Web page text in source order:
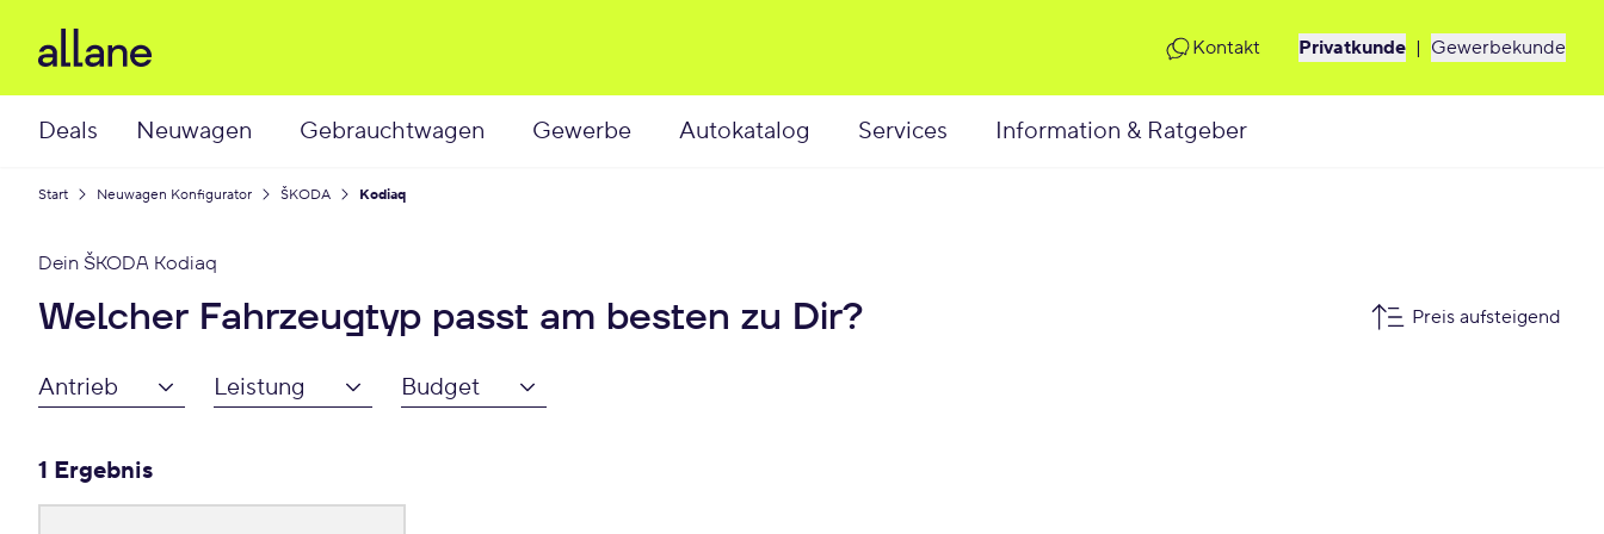
Deals Neuwagen Gebrauchtwagen Gewerbe Autokatalog Services Information & Ratgeber
Kontakt Privatkunde | Gewerbekunde
DeinŠKODA Kodiaq
Welcher Fahrzeugtyp passt am besten zu Dir? Preis aufsteigend
Antrieb Leistung Budget
1 Ergebnis
Start Neuwagen Konfigurator ŠKODA Kodiaq